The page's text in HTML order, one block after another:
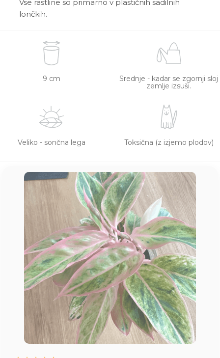
Vse rastline so primarno v plastičnih sadilnih
lončkih.
9 cm
Srednje - kadar se zgornji sloj
zemlje izsuši.
Veliko - sončna lega Toksična (z izjemo plodov)